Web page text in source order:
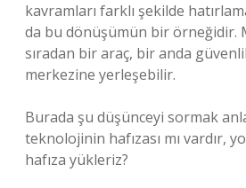
kavramları farklı şekilde
da bu dönüşümün bir örneğidir.
sıradan bir araç, bir anda
merkezine yerleşebilir.
Burada şu düşünceyi sormak
teknolojinin hafızası mı vardır,
hafıza yükleriz?